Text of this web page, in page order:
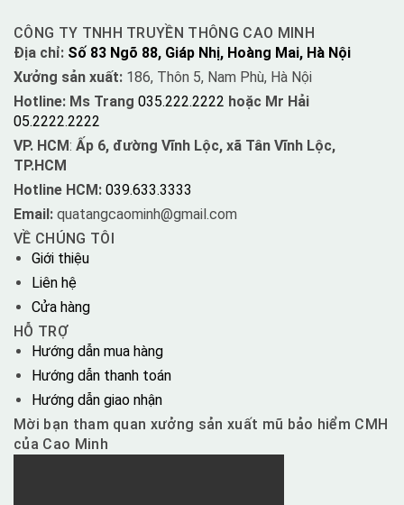
CÔNG TY TNHH TRUYỀN THÔNG CAO MINH
Địa chỉ: Số 83 Ngõ 88, Giáp Nhị, Hoàng Mai, Hà Nội
Xưởng sản xuất: 186, Thôn 5, Nam Phù, Hà Nội
Hotline: Ms Trang 035.222.2222 hoặc Mr Hải
05.2222.2222
VP. HCM: Ấp 6, đường Vĩnh Lộc, xã Tân Vĩnh Lộc,
TP.HCM
Hotline HCM: 039.633.3333
Email: quatangcaominh@gmail.com
VỀ CHÚNG TÔI
Giới thiệu
Liên hệ
Cửa hàng
HỖ TRỢ
Hướng dẫn mua hàng
Hướng dẫn thanh toán
Hướng dẫn giao nhận
Mời bạn tham quan xưởng sản xuất mũ bảo hiểm CMH
của Cao Minh